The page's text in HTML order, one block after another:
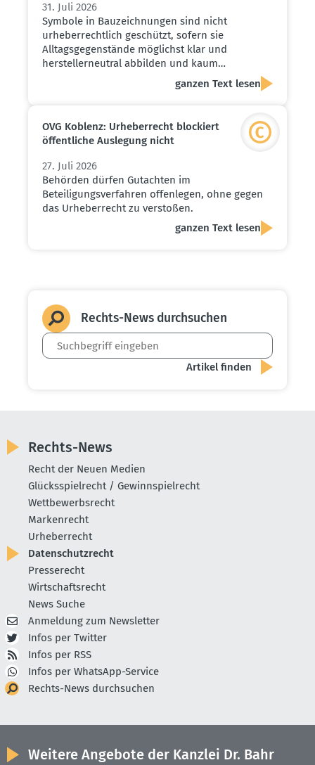
31. Juli 2026
Symbole in Bauzeichnungen sind nicht
urheberrechtlich geschützt, sofern sie
Alltagsgegenstände möglichst klar und
herstellerneutral abbilden und kaum…
ganzen Text lesen
OVG Koblenz: Urheber­recht blockiert
öffent­liche Auslegung nicht
27. Juli 2026
Behörden dürfen Gutachten im
Beteiligungsverfahren offenlegen, ohne gegen
das Urheberrecht zu verstoßen.
ganzen Text lesen
Rechts-News durch­suchen
Rechts-News
Recht der Neuen Medien
Glücksspielrecht / Gewinnspielrecht
Wettbewerbsrecht
Markenrecht
Urheberrecht
Datenschutzrecht
Presserecht
Wirtschaftsrecht
News Suche
Anmeldung zum Newsletter
Infos per Twitter
Infos per RSS
Infos per WhatsApp-Service
Rechts-News durchsuchen
Weitere Angebote der Kanzlei Dr. Bahr